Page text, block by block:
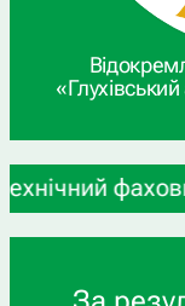
фаховий